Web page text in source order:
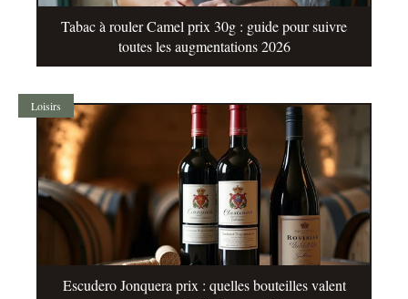
Tabac à rouler Camel prix 30g : guide pour suivre
toutes les augmentations 2026
Loisirs
Escudero Jonquera prix : quelles bouteilles valent